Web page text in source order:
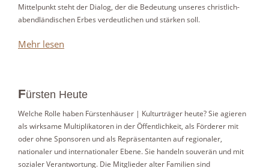
Mittelpunkt steht der Dialog, der die Bedeutung unseres christlich-
abendländischen Erbes verdeutlichen und stärken soll.
Mehr lesen
Fürsten Heute
Welche Rolle haben Fürstenhäuser | Kulturträger heute? Sie agieren
als wirksame Multiplikatoren in der Öffentlichkeit, als Förderer mit
oder ohne Sponsoren und als Repräsentanten auf regionaler,
nationaler und internationaler Ebene. Sie handeln souverän und mit
sozialer Verantwortung. Die Mitglieder alter Familien sind